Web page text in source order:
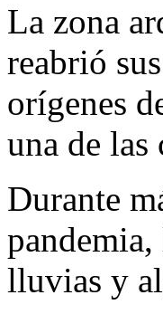
La zona
reabrió
orígenes
una de las
Durante
pandemia,
lluvias y